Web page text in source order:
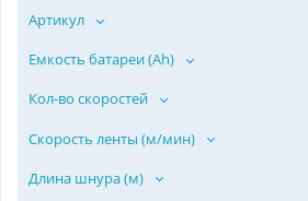
Артикул
Емкость батареи (Ah)
Кол-во скоростей
Скорость ленты (м/мин)
Длина шнура (м)